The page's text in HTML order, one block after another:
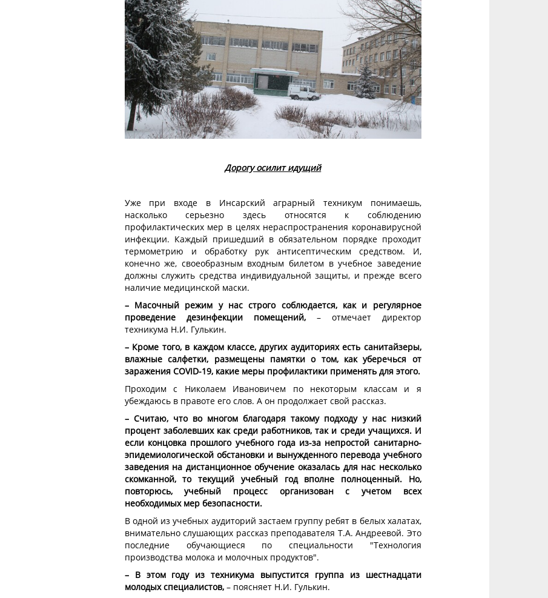
Дорогу осилит идущий
Уже при входе в Инсарский аграрный техникум понимаешь,
насколько серьезно здесь относятся к соблюдению
профилактических мер в целях нераспространения коронавирусной
инфекции. Каждый пришедший в обязательном порядке проходит
термометрию и обработку рук антисептическим средством. И,
конечно же, своеобразным входным билетом в учебное заведение
должны служить средства индивидуальной защиты, и прежде всего
наличие медицинской маски.
– Масочный режим у нас строго соблюдается, как и регулярное
проведение дезинфекции помещений,– отмечает директор
техникума Н.И. Гулькин.
– Кроме того, в каждом классе, других аудиториях есть санитайзеры,
влажные салфетки, размещены памятки о том, как уберечься от
заражения COVID-19, какие меры профилактики применять для этого.
Проходим с Николаем Ивановичем по некоторым классам и я
убеждаюсь в правоте его слов. А он продолжает свой рассказ.
– Считаю, что во многом благодаря такому подходу у нас низкий
процент заболевших как среди работников, так и среди учащихся. И
если концовка прошлого учебного года из-за непростой санитарно-
эпидемиологической обстановки и вынужденного перевода учебного
заведения на дистанционное обучение оказалась для нас несколько
скомканной, то текущий учебный год вполне полноценный. Но,
повторюсь, учебный процесс организован с учетом всех
необходимых мер безопасности.
В одной из учебных аудиторий застаем группу ребят в белых халатах,
внимательно слушающих рассказ преподавателя Т.А. Андреевой. Это
последние обучающиеся по специальности "Технология
производства молока и молочных продуктов".
– В этом году из техникума выпустится группа из шестнадцати
молодых специалистов,– поясняет Н.И. Гулькин.